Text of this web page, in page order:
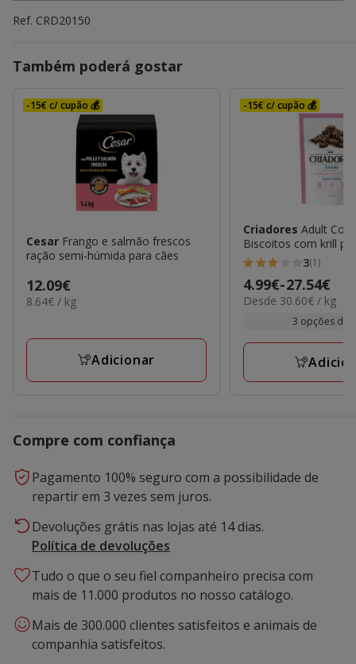
Ref. CRD20150
Também poderá gostar
-15€ c/ cupão 💰
Cesar Frango e salmão frescos
ração semi-húmida para cães
Preço
12.09€
12.09€
8.64€
8.64€ / kg
Adicionar
-15€ c/ cupão 💰
CriadoresAdult
Biscoitos com krill
3
estrelas
com
avaliações
3(1)
Preço
de
a
4.99€-27.54€
30.60€
Desde 30.60€ / kg
3 opções de
Compre com confiança
Pagamento 100% seguro com a possibilidade de
repartir em 3 vezes sem juros.
Devoluções grátis nas lojas até 14 dias.
Política de devoluções
Tudo o que o seu fiel companheiro precisa com
mais de 11.000 produtos no nosso catálogo.
Mais de 300.000 clientes satisfeitos e animais de
companhia satisfeitos.